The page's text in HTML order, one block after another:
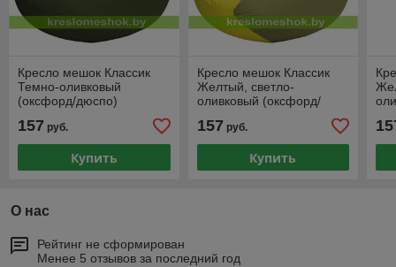
Кресло мешок Классик
Темно-оливковый
(оксфорд/дюспо)
157 руб.
Купить
Кресло мешок Классик
Желтый, светло-
оливковый (оксфорд/
157 руб.
Купить
О нас
Рейтинг не сформирован
Менее 5 отзывов за последний год